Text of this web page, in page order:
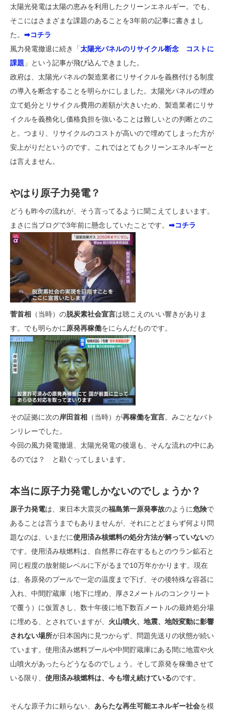
太陽光発電は太陽の恵みを利用したクリーンエネルギー。でも、
そこにはさまざまな課題のあることを3年前の記事に書きまし
た。 ➡コチラ
風力発電撤退に続き「太陽光パネルのリサイクル断念 コストに
課題 」という記事が飛び込んできました。
政府は、太陽光パネルの製造業者にリサイクルを義務付ける制度
の導入を断念することを明らかにしました。太陽光パネルの埋め
立て処分とリサイクル費用の差額が大きいため、製造業者にリサ
イクルを義務化し価格負担を強いることは難しいとの判断とのこ
と。つまり、リサイクルのコストが高いので埋めてしまった方が
安上がりだというのです。これではとてもクリーンエネルギーと
は言えません。
やはり原子力発電？
どうも昨今の流れが、そう言ってるように聞こえてしまいます。
まさに当ブログで3年前に懸念していたことです。 ➡コチラ
菅首相 （当時）の脱炭素社会宣言は聴こえのいい響きがありま
す。でも明らかに原発再稼働をにらんだものです。
その証拠に次の岸田首相 （当時）が再稼働を宣言。みごとなバト
ンリレーでした。
今回の風力発電撤退、太陽光発電の後退も、そんな流れの中にあ
るのでは？ と勘ぐってしまいます。
本当に原子力発電しかないのでしょうか？
原子力発電は、東日本大震災の福島第一原発事故のように危険で
あることは言うまでもありませんが、それにとどまらず何より問
題なのは、いまだに使用済み核燃料の処分方法が解っていないの
です。使用済み核燃料は、自然界に存在するもとのウラン鉱石と
同じ程度の放射能レベルに下がるまで10万年かかります。現在
は、各原発のプールで一定の温度まで下げ、その後特殊な容器に
入れ、中間貯蔵庫（地下に埋め、厚さ2メートルのコンクリート
で覆う）に仮置きし、数十年後に地下数百メートルの最終処分場
に埋める、とされていますが、 火山噴火、地震、地殻変動に影響
されない場所が日本国内に見つからず、問題先送りの状態が続い
ています。使用済み燃料プールや中間貯蔵庫にある間に地震や火
山噴火があったらどうなるのでしょう。そして原発を稼働させて
いる限り、 使用済み核燃料は、今も増え続けているのです。
そんな原子力に頼らない、 あらたな再生可能エネルギー社会を模